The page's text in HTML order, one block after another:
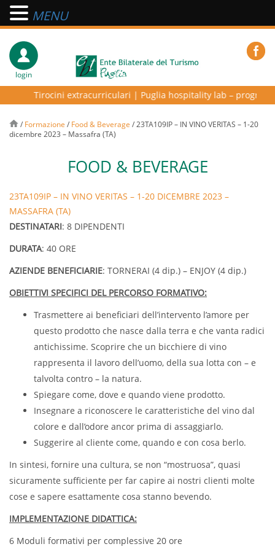
login
Tirocini extracurriculari|Puglia hospitality lab – programma
/ Formazione / Food & Beverage /23TA109IP – IN VINO VERITAS – 1-20
dicembre 2023 – Massafra (TA)
FOOD & BEVERAGE
23TA109IP – IN VINO VERITAS – 1-20 DICEMBRE 2023 –
MASSAFRA (TA)
DESTINATARI: 8 DIPENDENTI
DURATA: 40 ORE
AZIENDE BENEFICIARIE: TORNERAI (4 dip.) – ENJOY (4 dip.)
OBIETTIVI SPECIFICI DEL PERCORSO FORMATIVO:
Trasmettere ai beneficiari dell’intervento l’amore per
questo prodotto che nasce dalla terra e che vanta radici
antichissime. Scoprire che un bicchiere di vino
rappresenta il lavoro dell’uomo, della sua lotta con – e
talvolta contro – la natura.
Spiegare come, dove e quando viene prodotto.
Insegnare a riconoscere le caratteristiche del vino dal
colore e dall’odore ancor prima di assaggiarlo.
Suggerire al cliente come, quando e con cosa berlo.
In sintesi, fornire una cultura, se non “mostruosa”, quasi
sicuramente sufficiente per far capire ai nostri clienti molte
cose e sapere esattamente cosa stanno bevendo.
IMPLEMENTAZIONE DIDATTICA:
6 Moduli formativi per complessive 20 ore
MENU